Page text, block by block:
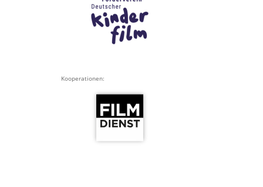
Kooperationen: